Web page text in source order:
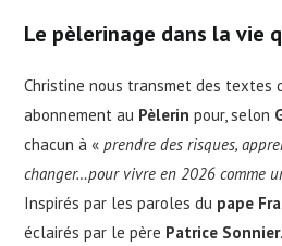
Le pèlerinage dans la vie
Christine nous transmet des textes
abonnement au Pèlerinpour, selon
chacun à «prendre des risques,
changer…pour vivre en 2026 comme
Inspirés par les paroles du pape
éclairés par le père Patrice Sonnier